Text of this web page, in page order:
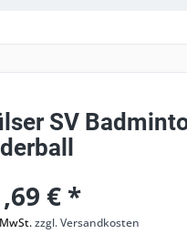
SV
€ *
zzgl. Versandkosten